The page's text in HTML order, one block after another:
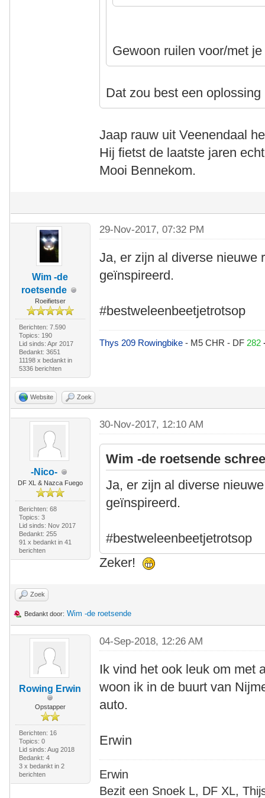
Gewoon ruilen voor/met
Dat zou best een
Jaap rauw uit Veenendaal
Hij fietst de laatste jaren
Mooi Bennekom.
Wim -de
roetsende
Roeifietser
Berichten: 7.590
Topics: 190
Lid sinds: Apr 2017
Bedankt: 3651
11198 x bedankt in
5336 berichten
29-Nov-2017, 07:32 PM
Ja, er zijn al diverse nieuwe
geïnspireerd.
#bestweleenbeetjetrotsop
Thys 209 Rowingbike- M5 CHR - DF 282
Website Zoek
-Nico-
DF XL & Nazca Fuego
Berichten: 68
Topics: 3
Lid sinds: Nov 2017
Bedankt: 255
91 x bedankt in 41
berichten
30-Nov-2017, 12:10 AM
Wim -de roetsende
Ja, er zijn al diverse
geïnspireerd.
#bestweleenbeetjetrotsop
Zeker!
Zoek
Bedankt door: Wim -de roetsende
Rowing Erwin
Opstapper
Berichten: 16
Topics: 0
Lid sinds: Aug 2018
Bedankt: 4
3 x bedankt in 2
berichten
04-Sep-2018, 12:26 AM
Ik vind het ook leuk om met
woon ik in de buurt van
auto.
Erwin
Erwin
Bezit een Snoek L, DF XL,